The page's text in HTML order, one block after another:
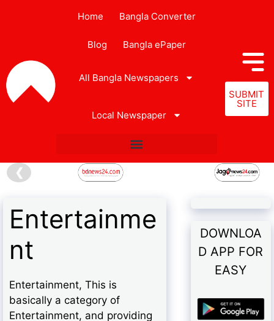
Home Bangla Converter
Blog Bangla ePaper
All Bangla Newspapers
Local Newspaper
SUBMIT
SITE
❮
Entertainme
nt
Entertainment, This is
basically a category of
Entertainment, and providing
DOWNLOA
D APP FOR
EASY